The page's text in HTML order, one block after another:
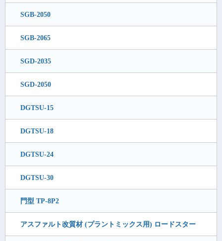
SGB-2050
SGB-2065
SGD-2035
SGD-2050
DGTSU-15
DGTSU-18
DGTSU-24
DGTSU-30
門型 TP-8P2
アスファルト改質材 (プラントミックス用) ロードスター